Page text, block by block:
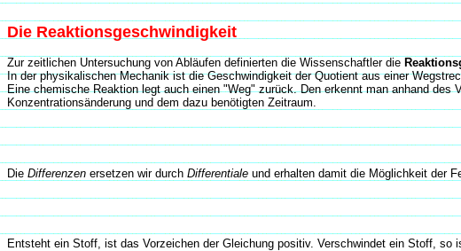
Die Reaktionsgeschwindigkeit
Zur zeitlichen Untersuchung von Abläufen definierten die Wissenschaftler die
In der physikalischen Mechanik ist die Geschwindigkeit der Quotient aus einer
Eine chemische Reaktion legt auch einen "Weg" zurück. Den erkennt man anhand
Konzentrationsänderung und dem dazu benötigten Zeitraum.
Die Differenzen ersetzen wir durch Differentiale und erhalten damit die Möglichkeit der
Entsteht ein Stoff, ist das Vorzeichen der Gleichung positiv. Verschwindet ein Stoff, so